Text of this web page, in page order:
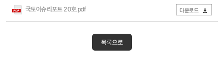
국토이슈리포트 20호.pdf
다운로드
목록으로